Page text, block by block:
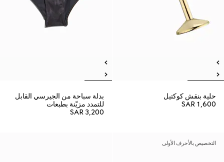
حلية بنقش كوكتيل
SAR 1,600
بدلة سباحة من الجيرسي القابل
للتمدد مزيّنة بطبعات
SAR 3,200
التخصيص بالأحرف الأولى